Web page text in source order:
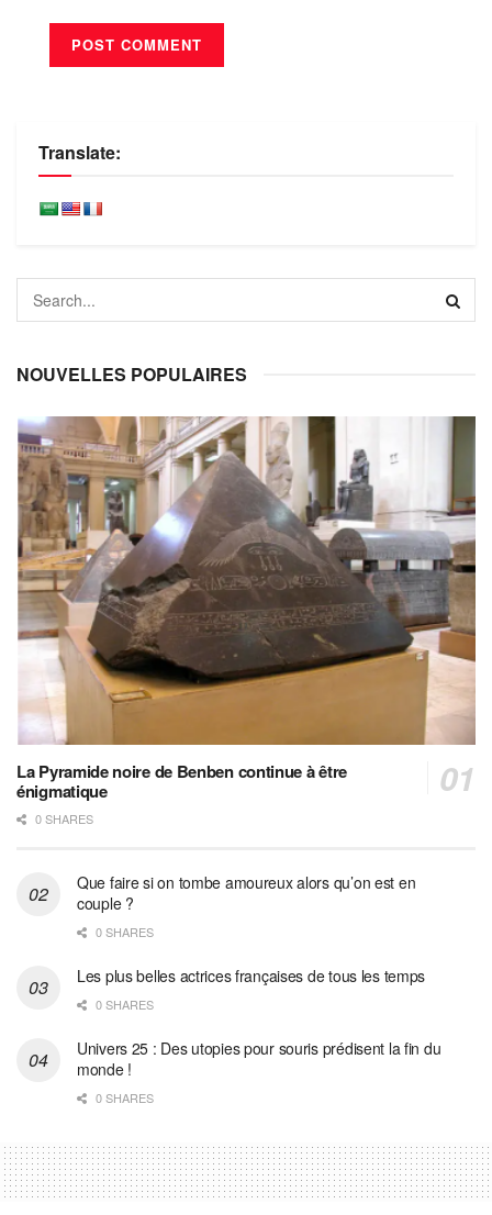
Translate:
NOUVELLES POPULAIRES
La Pyramide noire de Benben continue à être
énigmatique
0 SHARES
Que faire si on tombe amoureux alors qu’on est en
couple ?
0 SHARES
Les plus belles actrices françaises de tous les temps
0 SHARES
Univers 25 : Des utopies pour souris prédisent la fin du
monde !
0 SHARES